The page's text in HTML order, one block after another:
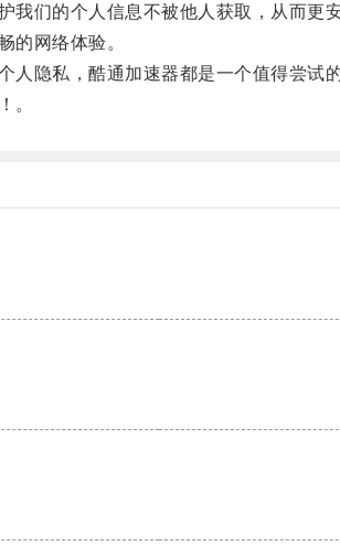
们的个人信息不被他人获取，从而更安
网络体验。
隐私，酷通加速器都是一个值得尝试的
。